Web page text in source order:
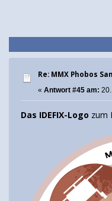
Re: MMX Phobos
« Antwort #45 am:
Das IDEFIX-Logo zum